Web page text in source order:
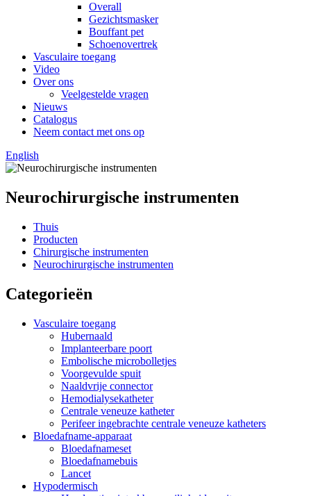
Overall
Gezichtsmasker
Bouffant pet
Schoenovertrek
Vasculaire toegang
Video
Over ons
Veelgestelde vragen
Nieuws
Catalogus
Neem contact met ons op
English
Neurochirurgische instrumenten
Thuis
Producten
Chirurgische instrumenten
Neurochirurgische instrumenten
Categorieën
Vasculaire toegang
Hubernaald
Implanteerbare poort
Embolische microbolletjes
Voorgevulde spuit
Naaldvrije connector
Hemodialysekatheter
Centrale veneuze katheter
Perifeer ingebrachte centrale veneuze katheters
Bloedafname-apparaat
Bloedafnameset
Bloedafnamebuis
Lancet
Hypodermisch